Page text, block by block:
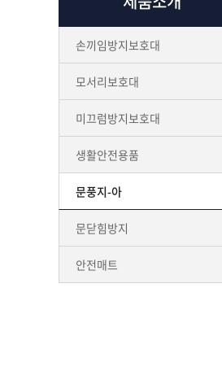
손끼임방지보호대
모서리보호대
미끄럼방지보호대
생활안전용품
문풍지-아
문닫힘방지
안전매트